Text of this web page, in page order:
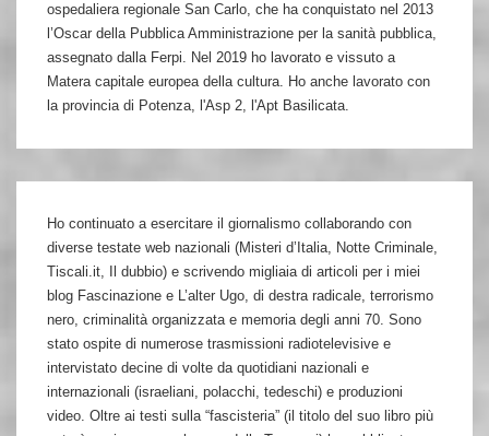
ospedaliera regionale San Carlo, che ha conquistato nel 2013
l’Oscar della Pubblica Amministrazione per la sanità pubblica,
assegnato dalla Ferpi. Nel 2019 ho lavorato e vissuto a
Matera capitale europea della cultura. Ho anche lavorato con
la provincia di Potenza, l'Asp 2, l'Apt Basilicata.
Ho continuato a esercitare il giornalismo collaborando con
diverse testate web nazionali (Misteri d’Italia, Notte Criminale,
Tiscali.it, Il dubbio) e scrivendo migliaia di articoli per i miei
blog Fascinazione e L’alter Ugo, di destra radicale, terrorismo
nero, criminalità organizzata e memoria degli anni 70. Sono
stato ospite di numerose trasmissioni radiotelevisive e
intervistato decine di volte da quotidiani nazionali e
internazionali (israeliani, polacchi, tedeschi) e produzioni
video. Oltre ai testi sulla “fascisteria” (il titolo del suo libro più